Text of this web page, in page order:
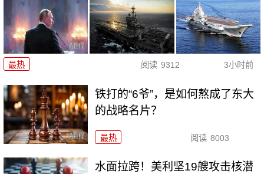
最热 阅读 9312 3小时前
铁打的“6爷”，是如何熬成了东大
的战略名片？
最热 阅读 8003
水面拉跨！美利坚19艘攻击核潜